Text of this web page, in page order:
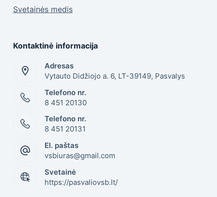
Svetainės medis
Kontaktinė informacija
Adresas
Vytauto Didžiojo a. 6, LT-39149, Pasvalys
Telefono nr.
8 451 20130
Telefono nr.
8 451 20131
El. paštas
vsbiuras@gmail.com
Svetainė
https://pasvaliovsb.lt/